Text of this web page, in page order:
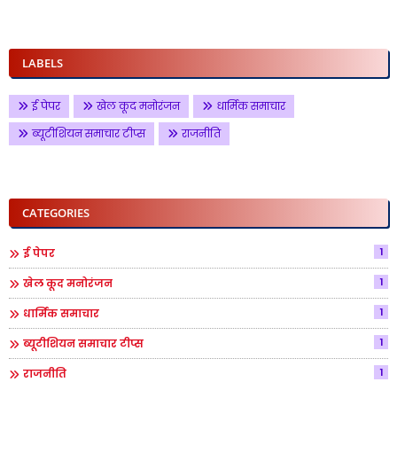
LABELS
ई पेपर खेल कूद मनोरंजन
धार्मिक समाचार
ब्यूटीशियन समाचार टीप्स
राजनीति
CATEGORIES
ई पेपर 1
खेल कूद मनोरंजन 1
धार्मिक समाचार 1
ब्यूटीशियन समाचार टीप्स 1
राजनीति 1